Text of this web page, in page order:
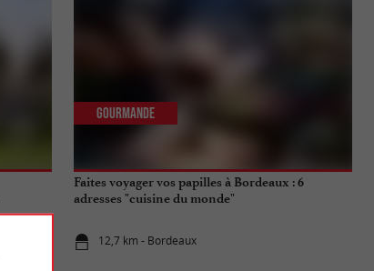
Faites voyager vos papilles à Bordeaux : 6
adresses "cuisine du monde"
12,7 km - Bordeaux
Gourmande